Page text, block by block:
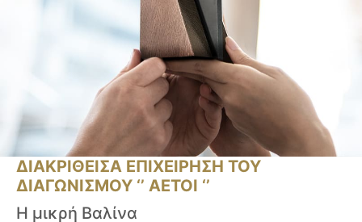
ΔΙΑΚΡΙΘΕΙΣΑ ΕΠΙΧΕΙΡΗΣΗ ΤΟΥ
ΔΙΑΓΩΝΙΣΜΟΥ ‘’ ΑΕΤΟΙ ‘’
Η μικρή Βαλίνα